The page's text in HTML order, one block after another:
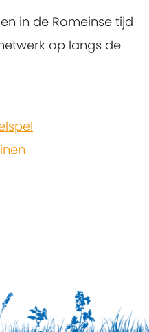
in de Romeinse tijd
op langs de